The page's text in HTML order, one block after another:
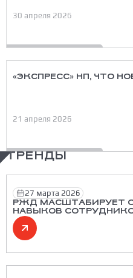
30 апреля 2026
«ЭКСПРЕСС» НП, ЧТО
21 апреля 2026
ТРЕНДЫ
27 марта 2026
РЖД МАСШТАБИРУЕТ
НАВЫКОВ